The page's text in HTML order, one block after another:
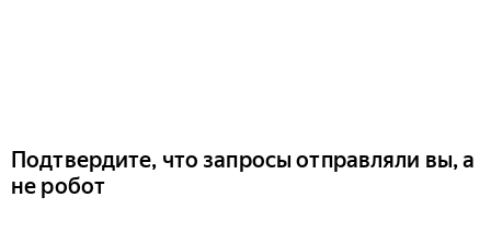
Подтвердите, что запросы отправляли вы, а
не робот